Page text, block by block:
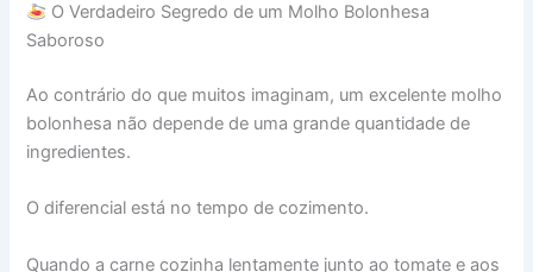
O Verdadeiro Segredo de um Molho Bolonhesa
Saboroso
Ao contrário do que muitos imaginam, um excelente molho
bolonhesa não depende de uma grande quantidade de
ingredientes.
O diferencial está no tempo de cozimento.
Quando a carne cozinha lentamente junto ao tomate e aos